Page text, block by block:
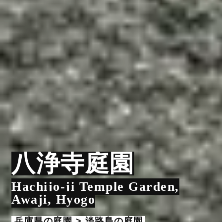
八浄寺庭園
Hachijo-ji Temple Garden,
Awaji, Hyogo